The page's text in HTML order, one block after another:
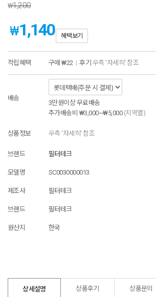
₩1,200
₩1,140 혜택보기
적립혜택 구매 ₩22 | 후기 우측 '자세히' 참조
배송
3만원이상 무료배송
추가배송비 ₩3,000~₩5,000 (지역별)
상품정보 우측 '자세히' 참조
브랜드 필터테크
모델명 SC0030000013
제조사 필터테크
브랜드 필터테크
원산지 한국
상세설명 상품후기 상품문의